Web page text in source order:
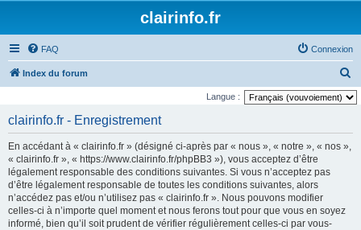
clairinfo.fr
FAQ Connexion
Index du forum
e
Langue :
clairinfo.fr - Enregistrement
En accédant à « clairinfo.fr » (désigné ci-après par « nous », « notre », « nos »,
« clairinfo.fr », « https://www.clairinfo.fr/phpBB3 »), vous acceptez d’être
légalement responsable des conditions suivantes. Si vous n’acceptez pas
d’être légalement responsable de toutes les conditions suivantes, alors
n’accédez pas et/ou n’utilisez pas « clairinfo.fr ». Nous pouvons modifier
celles-ci à n’importe quel moment et nous ferons tout pour que vous en soyez
informé, bien qu’il soit prudent de vérifier régulièrement celles-ci par vous-